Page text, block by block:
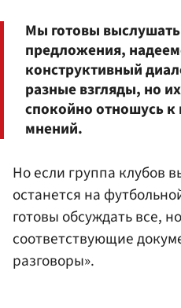
Мы готовы
предложения,
конструктивный
разные взгляды, но
спокойно отношусь
мнений.
Но если группа клубов
останется на
готовы обсуждать все,
соответствующие
разговоры».